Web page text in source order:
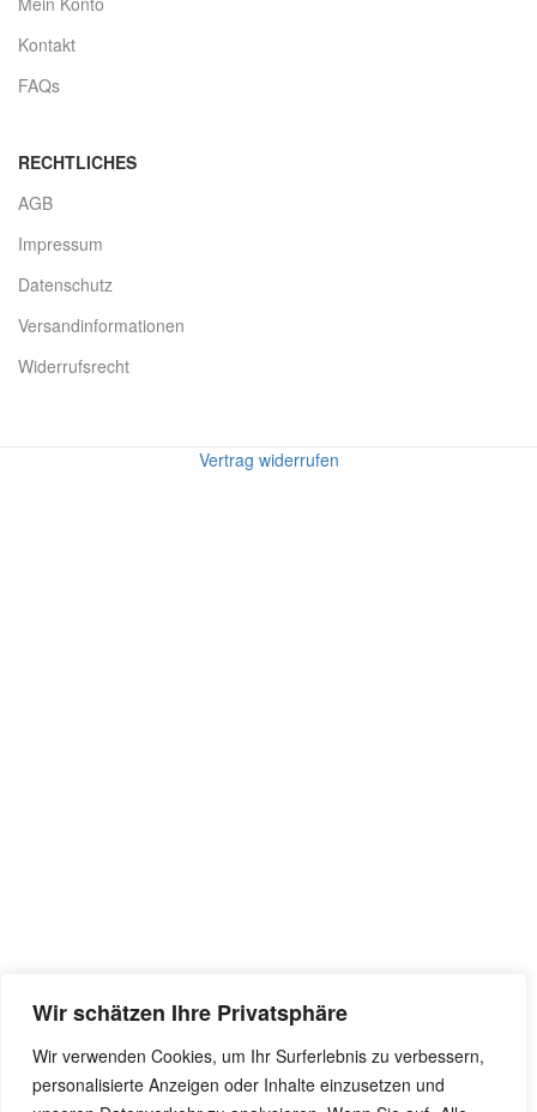
Wir schätzen Ihre Privatsphäre
Wir verwenden Cookies, um Ihr Surferlebnis zu verbessern,
personalisierte Anzeigen oder Inhalte einzusetzen und
Kontakt
FAQs
RECHTLICHES
AGB
Impressum
Datenschutz
Versandinformationen
Widerrufsrecht
Vertrag widerrufen